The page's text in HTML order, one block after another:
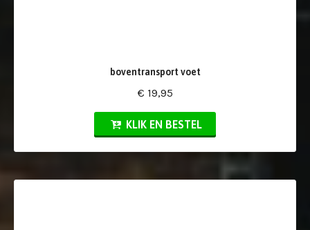
boventransport voet
€ 19,95
KLIK EN BESTEL